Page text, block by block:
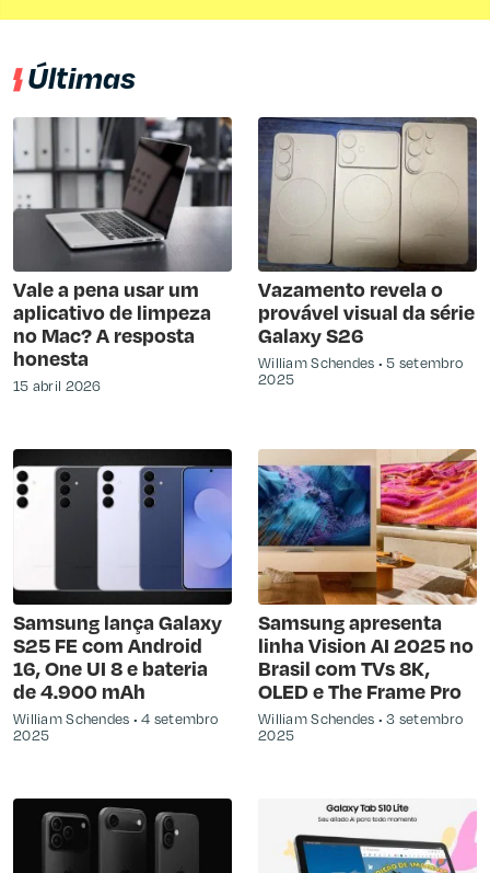
Últimas
Vale a pena usar um
aplicativo de limpeza
no Mac? A resposta
honesta
15 abril 2026
Vazamento revela o
provável visual da série
Galaxy S26
William Schendes
5 setembro
2025
Samsung lança Galaxy
S25 FE com Android
16, One UI 8 e bateria
de 4.900 mAh
William Schendes
4 setembro
2025
Samsung apresenta
linha Vision AI 2025 no
Brasil com TVs 8K,
OLED e The Frame Pro
William Schendes
3 setembro
2025